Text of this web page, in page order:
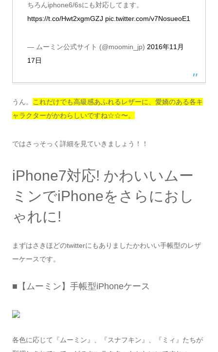
ちろんiphone6/6sにも対応してます。
https://t.co/Hwt2xgmGZJ pic.twitter.com/v7NosueoE1
— ムーミン公式サイト (@moomin_jp) 2016年11月
17日
うん。
これだけでも高級感あふれるレザーに、愛嬌のある各キ
ャラクターがかわらしいですね☆☆〜。
ではさっそっく詳細を見ていきましょう！！
iPhone7対応! かわいいムー
ミンでiPhoneをさらにおし
ゃれに!
まずはさきほどのtwitterにもありましたかわいい手帳型のレザ
ーケースです。
■【ムーミン】手帳型iPhoneケース
各色に応じて『ムーミン』、『スナフキン』、『ミィ』たちが